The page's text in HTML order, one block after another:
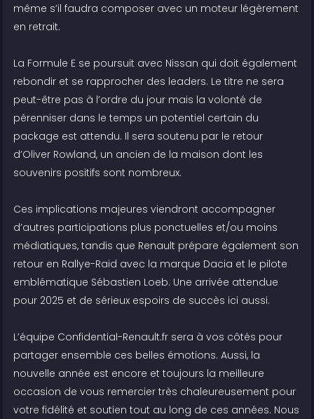
même s’il faudra composer avec un moteur légèrement
en retrait.
La Formule E se poursuit avec Nissan qui doit également
rebondir et se rapprocher des leaders. Le titre ne sera
peut-être pas à l’ordre du jour mais la volonté de
pérenniser dans le temps un potentiel certain du
package est attendu. Il sera soutenu par le retour
d’Oliver Rowland, un ancien de la maison dont les
souvenirs positifs sont nombreux.
Ces implications majeures viendront accompagner
d’autres participations plus ponctuelles et/ou moins
médiatiques, tandis que Renault prépare également son
retour en Rallye-Raid avec la marque Dacia et le pilote
emblématique Sébastien Loeb. Une arrivée attendue
pour 2025 et de sérieux espoirs de succès ici aussi.
L’équipe Confidential-Renault.fr sera à vos côtés pour
partager ensemble ces belles émotions. Aussi, la
nouvelle année est encore et toujours la meilleure
occasion de vous remercier très chaleureusement pour
votre fidélité et soutien tout au long de ces années. Nous